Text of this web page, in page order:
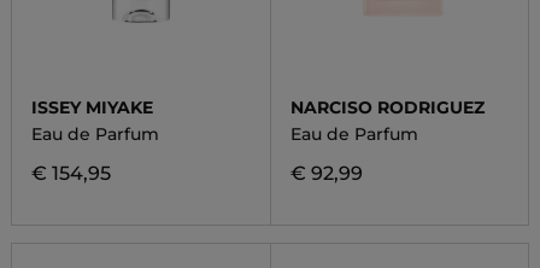
ISSEY MIYAKE
Eau de Parfum
€ 154,95
NARCISO RODRIGUEZ
Eau de Parfum
€ 92,99